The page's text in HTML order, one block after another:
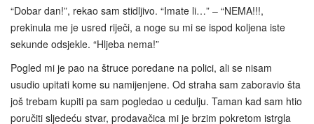
“Dobar dan!”, rekao sam stidljivo. “Imate li…” – “NEMA!!!,
prekinula me je usred riječi, a noge su mi se ispod koljena iste
sekunde odsjekle. “Hljeba nema!”
Pogled mi je pao na štruce poredane na polici, ali se nisam
usudio upitati kome su namijenjene. Od straha sam zaboravio šta
još trebam kupiti pa sam pogledao u cedulju. Taman kad sam htio
poručiti sljedeću stvar, prodavačica mi je brzim pokretom istrgla